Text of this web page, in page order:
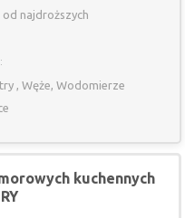
od najdroższych
, Węże, Wodomierze
kuchennych